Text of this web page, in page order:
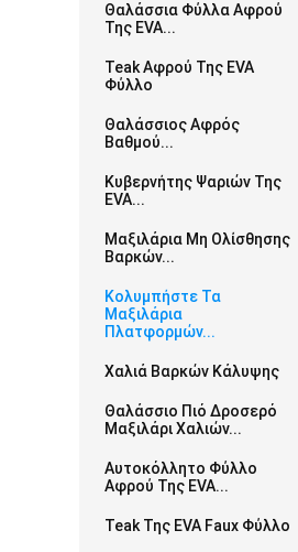
Θαλάσσια Φύλλα Αφρού
Της EVA...
Teak Αφρού Της EVA
Φύλλο
Θαλάσσιος Αφρός
Βαθμού...
Κυβερνήτης Ψαριών Της
EVA...
Μαξιλάρια Μη Ολίσθησης
Βαρκών...
Κολυμπήστε Τα
Μαξιλάρια
Πλατφορμών...
Χαλιά Βαρκών Κάλυψης
Θαλάσσιο Πιό Δροσερό
Μαξιλάρι Χαλιών...
Αυτοκόλλητο Φύλλο
Αφρού Της EVA...
Teak Της EVA Faux Φύλλο